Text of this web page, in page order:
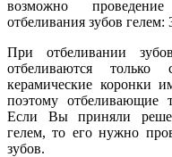
возможно
отбеливания зубов
При отбеливании
отбеливаются
керамические коронки
поэтому отбеливающие
Если Вы приняли
гелем, то его нужно
зубов.